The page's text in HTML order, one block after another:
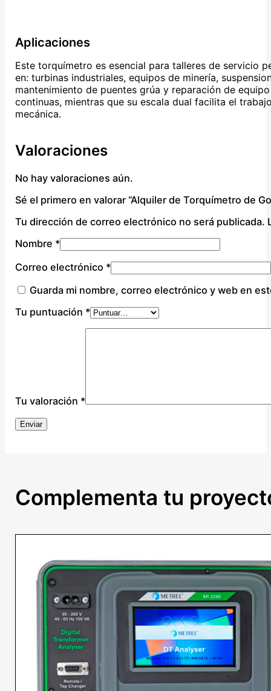
Aplicaciones
Este torquímetro es esencial para talleres de servicio
en: turbinas industriales, equipos de minería,
mantenimiento de puentes grúa y reparación de
continuas, mientras que su escala dual facilita el
mecánica.
Valoraciones
No hay valoraciones aún.
Sé el primero en valorar “Alquiler de Torquímetro de
Tu dirección de correo electrónico no será publicada.
Nombre *
Correo electrónico *
Guarda mi nombre, correo electrónico y web en
Tu puntuación *
Tu valoración *
Complementa tu